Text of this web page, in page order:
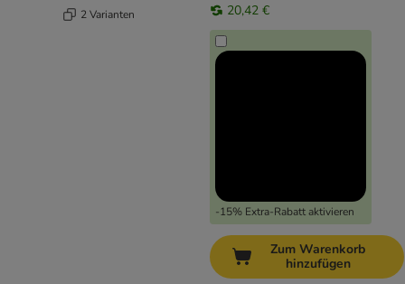
2 Varianten 20,42 €
-15% Extra-Rabatt aktivieren
Zum Warenkorb
hinzufügen